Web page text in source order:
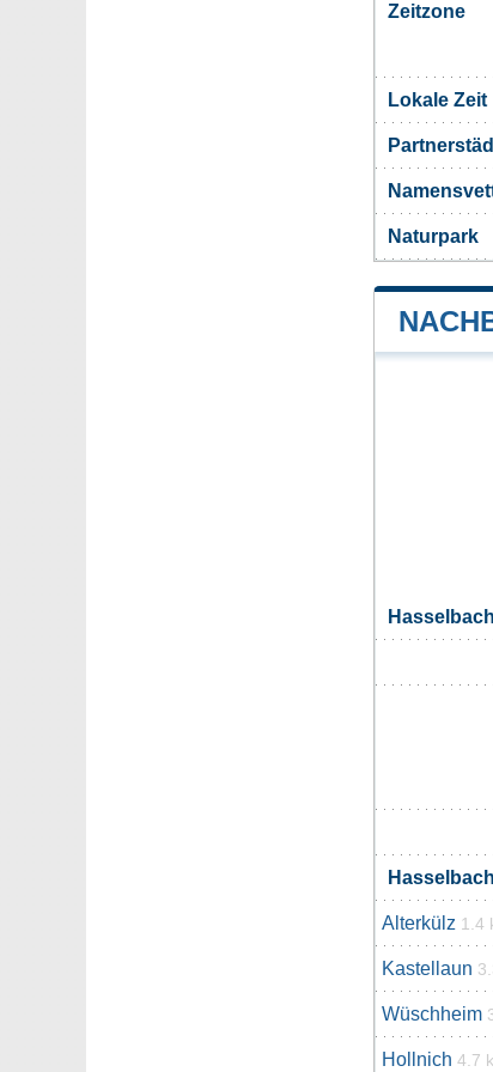
Zeitzone
Lokale Zeit
Naturpark
Alterkülz 1.4
Kastellaun
Wüschheim
Hollnich 4.7